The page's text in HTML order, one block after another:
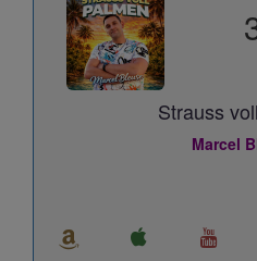
Strauss
Marcel